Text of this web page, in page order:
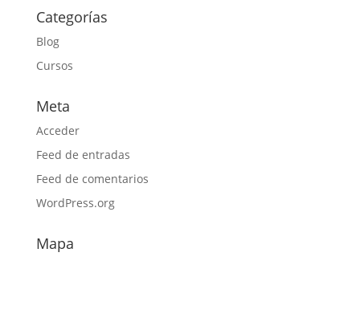
Categorías
Blog
Cursos
Meta
Acceder
Feed de entradas
Feed de comentarios
WordPress.org
Mapa